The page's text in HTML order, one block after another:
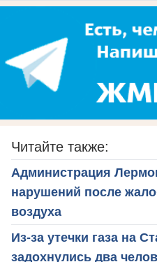
Читайте также:
Администрация
нарушений после
воздуха
Из-за утечки газа на
задохнулись два